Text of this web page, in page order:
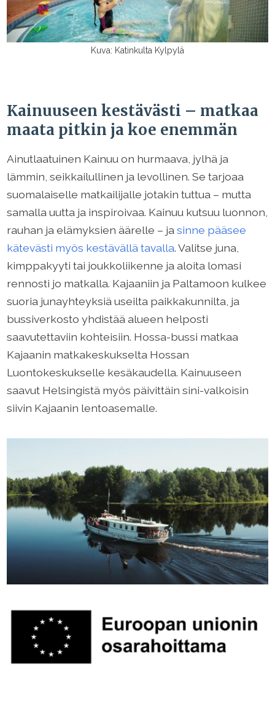
Kuva: Katinkulta Kylpylä
Kainuuseen kestävästi – matkaa
maata pitkin ja koe enemmän
Ainutlaatuinen Kainuu on hurmaava, jylhä ja
lämmin, seikkailullinen ja levollinen. Se tarjoaa
suomalaiselle matkailijalle jotakin tuttua – mutta
samalla uutta ja inspiroivaa. Kainuu kutsuu luonnon,
rauhan ja elämyksien äärelle – jasinne pääsee
kätevästi myös kestävällä tavalla. Valitse juna,
kimppakyyti tai joukkoliikenne ja aloita lomasi
rennosti jo matkalla. Kajaaniin ja Paltamoon kulkee
suoria junayhteyksiä useilta paikkakunnilta, ja
bussiverkosto yhdistää alueen helposti
saavutettaviin kohteisiin. Hossa-bussi matkaa
Kajaanin matkakeskukselta Hossan
Luontokeskukselle kesäkaudella. Kainuuseen
saavut Helsingistä myös päivittäin sini-valkoisin
siivin Kajaanin lentoasemalle.